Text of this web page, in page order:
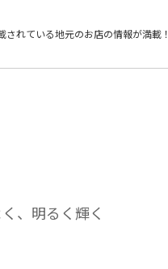
されている地元のお店の情報が満載！
、明るく輝く